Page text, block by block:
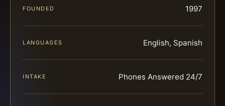
FOUNDED 1997
LANGUAGES English, Spanish
INTAKE Phones Answered 24/7